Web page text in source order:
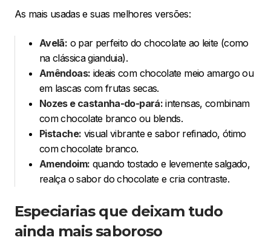
As mais usadas e suas melhores versões:
Avelã: o par perfeito do chocolate ao leite (como
na clássica gianduia).
Amêndoas: ideais com chocolate meio amargo ou
em lascas com frutas secas.
Nozes e castanha-do-pará: intensas, combinam
com chocolate branco ou blends.
Pistache: visual vibrante e sabor refinado, ótimo
com chocolate branco.
Amendoim: quando tostado e levemente salgado,
realça o sabor do chocolate e cria contraste.
Especiarias que deixam tudo
ainda mais saboroso